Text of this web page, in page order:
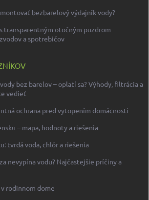
bezbarelový výdajník vody?
transparentným otočným puzdrom –
a spotrebičov
bez barelov – oplatí sa? Výhody, filtrácia a
vedieť
ochrana pred vytopením domácnosti
– mapa, hodnoty a riešenia
tvrdá voda, chlór a riešenia
nevypína vodu? Najčastejšie príčiny a
rodinnom dome